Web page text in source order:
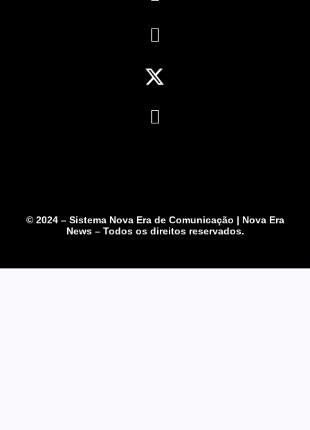
© 2024 – Sistema Nova Era de Comunicação | Nova Era
News – Todos os direitos reservados.